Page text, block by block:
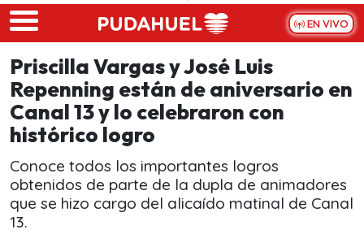
Skip to main content
EN VIVO
Priscilla Vargas y José Luis
Repenning están de aniversario en
Canal 13 y lo celebraron con
histórico logro
Conoce todos los importantes logros
obtenidos de parte de la dupla de animadores
que se hizo cargo del alicaído matinal de Canal
13.